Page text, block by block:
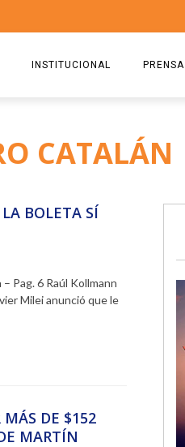
INSTITUCIONAL
ESTATUTO
PRENSA
2025
CATALÁN
LA BOLETA SÍ
Pag. 6 Raúl Kollmann
Milei anunció que le
MÁS DE $152
MARTÍN